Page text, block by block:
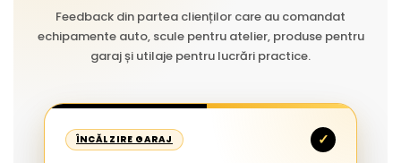
Feedback din partea clienților care au comandat
echipamente auto, scule pentru atelier, produse pentru
garaj și utilaje pentru lucrări practice.
ÎNCĂLZIRE GARAJ ✓